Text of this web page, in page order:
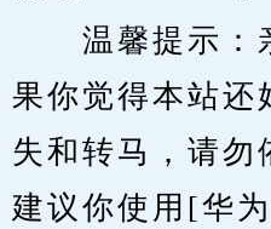
温馨提示：
果你觉得本站还
失和转马，请勿
建议你使用[华